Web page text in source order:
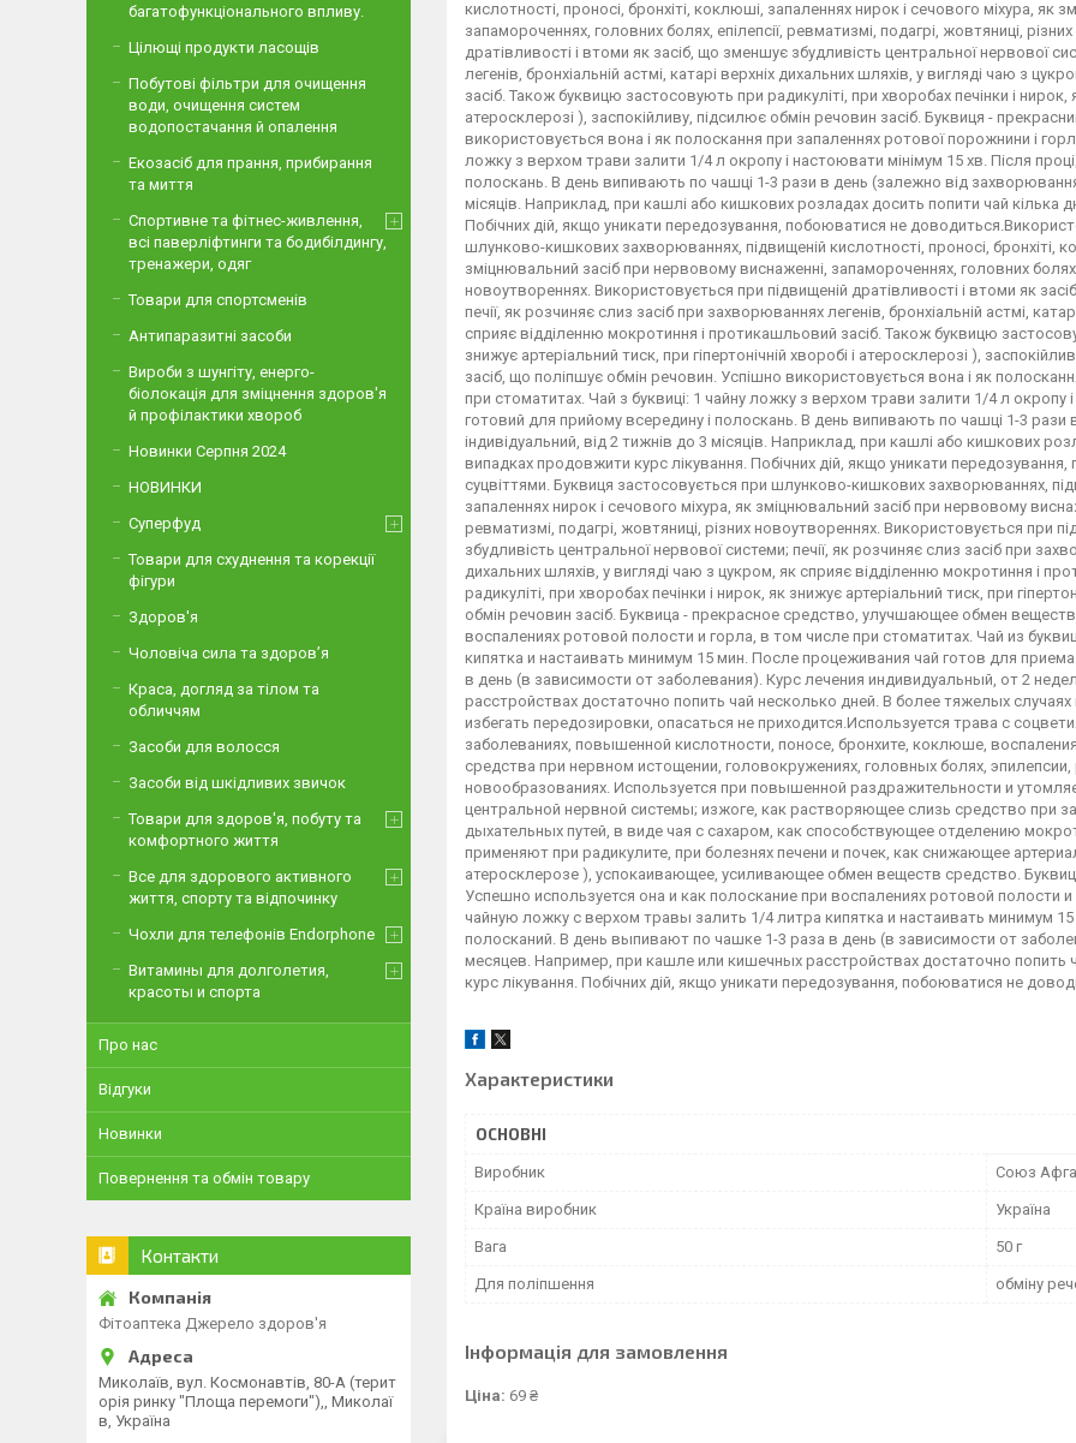
Характеристики
ОСНОВНІ
Виробник Союз
Країна виробник Україна
Вага 50 г
Для поліпшення обміну
Інформація для замовлення
Ціна: 69 ₴
багатофункціонального впливу.
Цілющі продукти ласощів
Побутові фільтри для очищення
води, очищення систем
водопостачання й опалення
Екозасіб для прання, прибирання
та миття
Спортивне та фітнес-живлення,
всі паверліфтинги та бодибілдингу,
тренажери, одяг
Товари для спортсменів
Антипаразитні засоби
Вироби з шунгіту, енерго-
біолокація для зміцнення здоров'я
й профілактики хвороб
Новинки Серпня 2024
НОВИНКИ
Суперфуд
Товари для схуднення та корекції
фігури
Здоров'я
Чоловіча сила та здоров’я
Краса, догляд за тілом та
обличчям
Засоби для волосся
Засоби від шкідливих звичок
Товари для здоров'я, побуту та
комфортного життя
Все для здорового активного
життя, спорту та відпочинку
Чохли для телефонів Endorphone
Витамины для долголетия,
красоты и спорта
Про нас
Відгуки
Новинки
Повернення та обмін товару
Контакти
Фітоаптека Джерело здоров'я
Миколаїв, вул. Космонавтів, 80-А (терит
орія ринку "Площа перемоги"),, Миколаї
в, Україна